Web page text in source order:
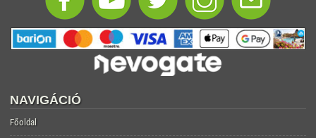
NAVIGÁCIÓ
Főoldal